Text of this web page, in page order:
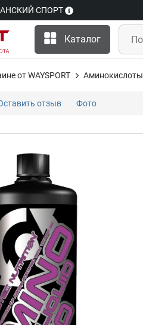
СПОРТ
Каталог
от WAYSPORT Аминокислоты
отзыв Фото